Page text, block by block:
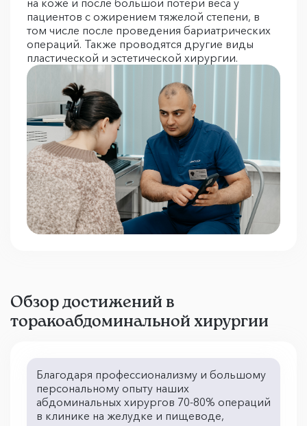
на коже и после большой потери веса у
пациентов с ожирением тяжелой степени, в
том числе после проведения бариатрических
операций. Также проводятся другие виды
пластической и эстетической хирургии.
Обзор достижений в
торакоабдоминальной хирургии
Благодаря профессионализму и большому
персональному опыту наших
абдоминальных хирургов 70-80% операций
в клинике на желудке и пищеводе,